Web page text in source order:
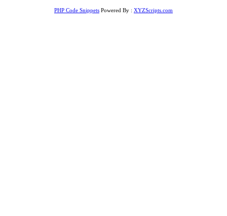
PHP Code Snippets Powered By : XYZScripts.com